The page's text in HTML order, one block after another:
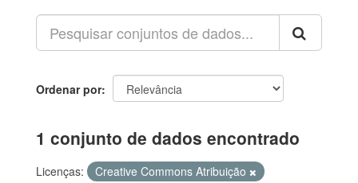
Ordenar por
1 conjunto de dados encontrado
Licenças:
Creative Commons Atribuição